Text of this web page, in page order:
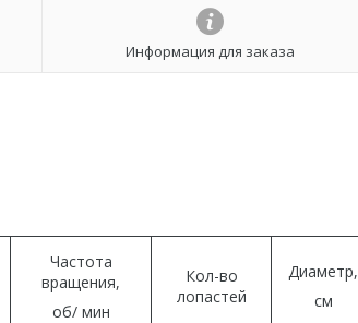
Информация для заказа
Частота
вращения,
об/ мин
Кол-во
лопастей
Диаметр,
см